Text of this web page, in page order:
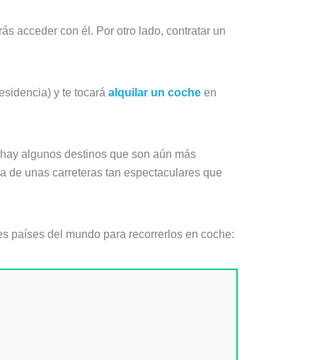
acceder con él. Por otro lado, contratar un
y te tocará alquilar un coche en
algunos destinos que son aún más
de unas carreteras tan espectaculares que
países del mundo para recorrerlos en coche: